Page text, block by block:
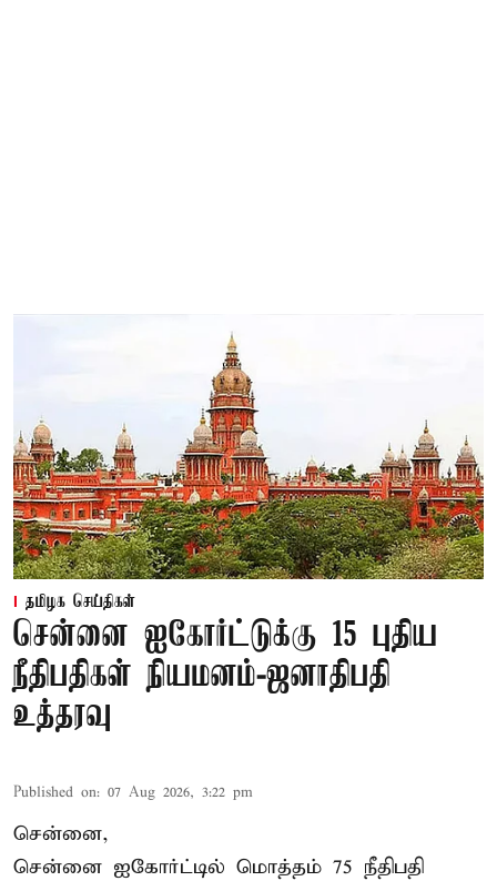
தமிழக செய்திகள்
சென்னை ஐகோர்ட்டுக்கு 15 புதிய
நீதிபதிகள் நியமனம்-ஜனாதிபதி
உத்தரவு
Published on: 07 Aug 2026, 3:22 pm
சென்னை,
சென்னை ஐகோர்ட்டில் மொத்தம் 75 நீதிபதி